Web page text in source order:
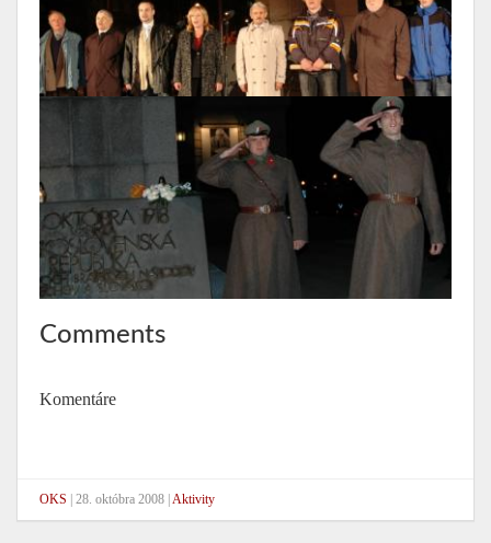
Comments
Komentáre
OKS 28. októbra 2008 Aktivity